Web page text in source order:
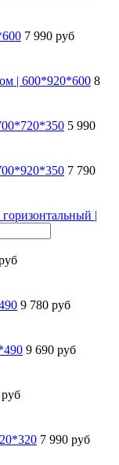
7 990 руб
| 600*920*600 8
5 990
7 790
|
9 780 руб
9 690 руб
7 990 руб